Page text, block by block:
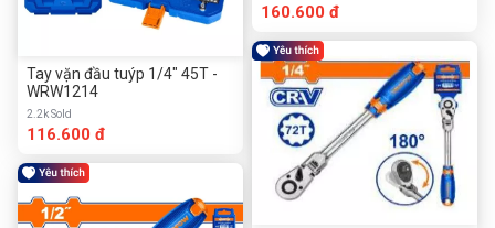
Tay vặn đầu tuýp 1/4" 45T -
WRW1214
2.2k Sold
116.600 đ
160.600 đ